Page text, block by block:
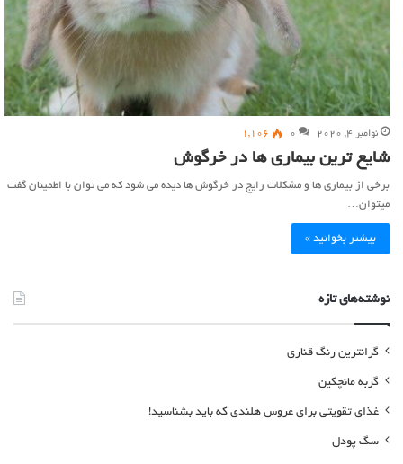
نوامبر 4, 2020 0
1,106
شایع ترین بیماری ها در خرگوش
برخی از بیماری ها و مشکلات رایج در خرگوش ها دیده می شود که می توان با اطمینان گفت
میتوان…
بیشتر بخوانید »
نوشته‌های تازه
گرانترین رنگ قناری
گربه مانچکین
غذای تقویتی برای عروس هلندی که باید بشناسید!
سگ پودل